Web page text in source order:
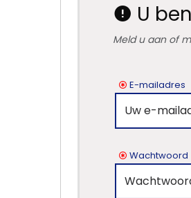
U
Meld u aan of
E-mailadres
Wachtwoord